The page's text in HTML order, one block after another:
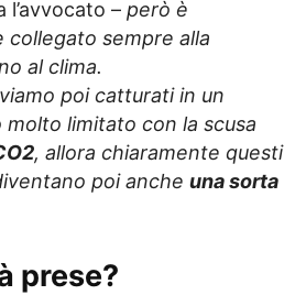
l’avvocato – però è
collegato sempre alla
al clima.
poi catturati in un
limitato con la scusa
, allora chiaramente questi
poi anche una sorta
prese?